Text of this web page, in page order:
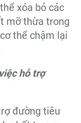
xóa bỏ các
mỡ thừa trong
thể chậm lại
hỗ trợ
đường tiêu